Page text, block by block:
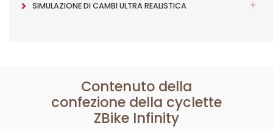
SIMULAZIONE DI CAMBI ULTRA REALISTICA
Contenuto della
confezione della cyclette
ZBike Infinity